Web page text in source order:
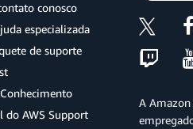
conosco
especializada
de suporte
do AWS Support
A